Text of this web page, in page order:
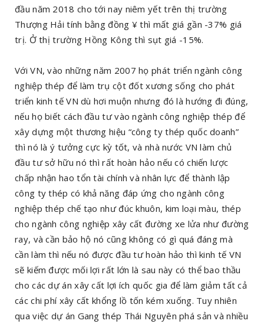
đầu năm 2018 cho tới nay niêm yết trên thị trường
Thượng Hải tính bằng đồng ¥ thì mất giá gần -37% giá
trị. Ở thị trường Hồng Kông thì sụt giá -15%.
Với VN, vào những năm 2007 họ phát triển ngành công
nghiệp thép để làm trụ cột đốt xương sống cho phát
triển kinh tế VN dù hơi muộn nhưng đó là hướng đi đúng,
nếu họ biết cách đầu tư vào ngành công nghiệp thép để
xây dựng một thương hiệu “công ty thép quốc doanh”
thì nó là ý tưởng cực kỳ tốt, và nhà nước VN làm chủ
đầu tư sở hữu nó thì rất hoàn hảo nếu có chiến lược
chấp nhận hao tổn tài chính và nhân lực để thành lập
công ty thép có khả năng đáp ứng cho ngành công
nghiệp thép chế tạo như đúc khuôn, kim loại màu, thép
cho ngành công nghiệp xây cất đường xe lửa như đường
ray, và cần bảo hộ nó cũng không có gì quá đáng mà
cần làm thì nếu nó được đầu tư hoàn hảo thì kinh tế VN
sẽ kiếm được mối lợi rất lớn là sau này có thể bao thầu
cho các dự án xây cất lợi ích quốc gia để làm giảm tất cả
các chi phí xây cất khổng lồ tốn kém xuống. Tuy nhiên
qua việc dự án Gang thép Thái Nguyên phá sản và nhiều